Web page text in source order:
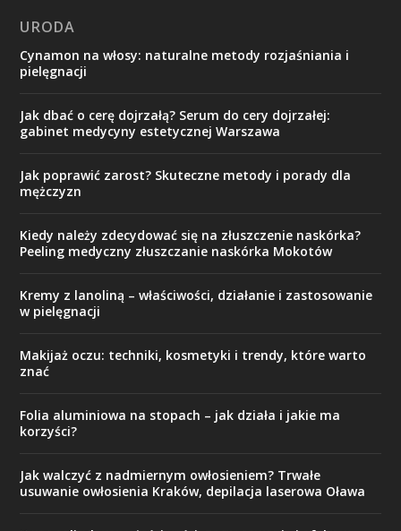
URODA
Cynamon na włosy: naturalne metody rozjaśniania i
pielęgnacji
Jak dbać o cerę dojrzałą? Serum do cery dojrzałej:
gabinet medycyny estetycznej Warszawa
Jak poprawić zarost? Skuteczne metody i porady dla
mężczyzn
Kiedy należy zdecydować się na złuszczenie naskórka?
Peeling medyczny złuszczanie naskórka Mokotów
Kremy z lanoliną – właściwości, działanie i zastosowanie
w pielęgnacji
Makijaż oczu: techniki, kosmetyki i trendy, które warto
znać
Folia aluminiowa na stopach – jak działa i jakie ma
korzyści?
Jak walczyć z nadmiernym owłosieniem? Trwałe
usuwanie owłosienia Kraków, depilacja laserowa Oława